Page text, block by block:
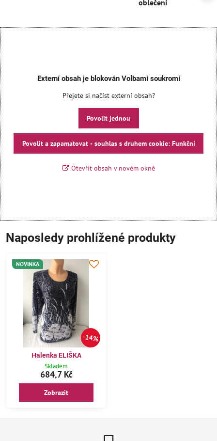
oblečení
Externí obsah je blokován Volbami soukromí
Přejete si načíst externí obsah?
Povolit jednou
Povolit a zapamatovat - souhlas s druhem cookie: Funkční
Otevřít obsah v novém okně
Naposledy prohlížené produkty
14%
NOVINKA
Halenka ELIŠKA
Skladem
684,7 Kč
Zobrazit